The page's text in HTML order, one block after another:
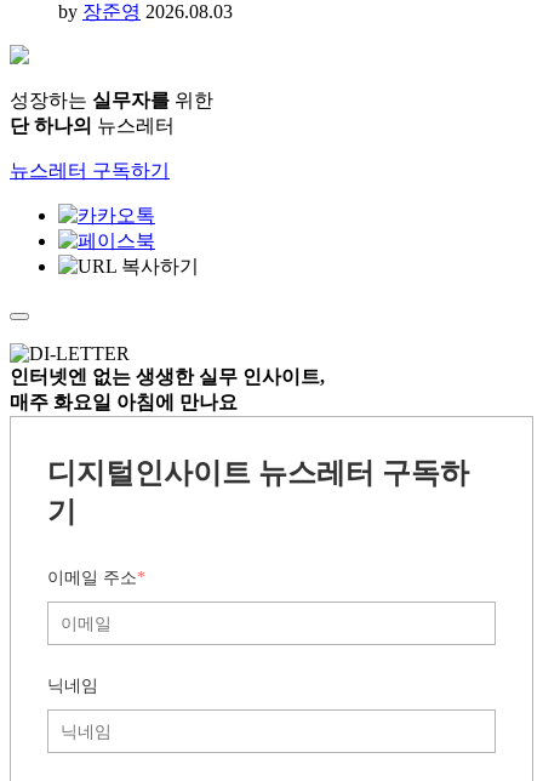
by 장준영 2026.08.03
성장하는 실무자를 위한
단 하나의 뉴스레터
뉴스레터 구독하기
인터넷엔 없는 생생한 실무 인사이트,
매주 화요일 아침에 만나요
디지털인사이트 뉴스레터 구독하
기
이메일 주소*
닉네임